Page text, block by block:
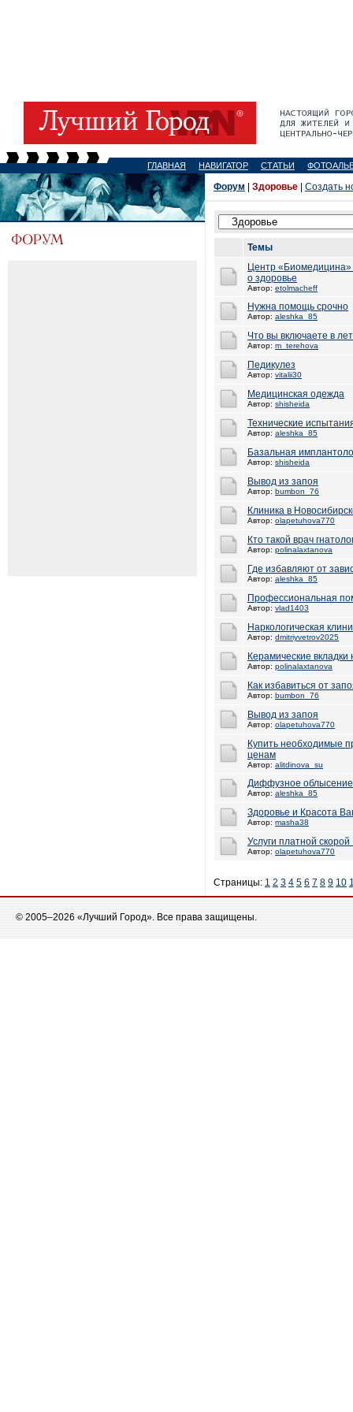
ГЛАВНАЯ НАВИГАТОР СТАТЬИ
Форум Здоровье Создать
Темы
Центр
о здоровье
Автор: etolmacheff
Нужна помощь срочно
Автор: aleshka_85
Что вы включаете в
Автор: m_terehova
Педикулез
Автор: vitalii30
Медицинская одежда
Автор: shisheida
Технические
Автор: aleshka_85
Базальная
Автор: shisheida
Вывод из запоя
Автор: bumbon_76
Клиника в
Автор: olapetuhova770
Кто такой врач
Автор: polinalaxtanova
Где избавляют от
Автор: aleshka_85
Профессиональная
Автор: vlad1403
Наркологическая
Автор: dmitriyvetrov2025
Керамические
Автор: polinalaxtanova
Как избавиться от
Автор: bumbon_76
Вывод из запоя
Автор: olapetuhova770
Купить необходимые
ценам
Автор: alitdinova_su
Диффузное облысение
Автор: aleshka_85
Здоровье и Красота
Автор: masha38
Услуги платной
Автор: olapetuhova770
Страницы: 1 2 3 4 5 6 7 8 9 10
© 2005–2026 «Лучший Город». Все права защищены.